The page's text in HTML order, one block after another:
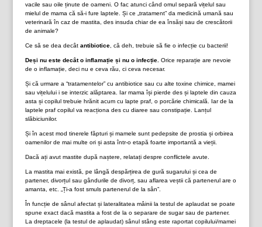
vacile sau oile ținute de oameni. O fac atunci când omul separă vițelul sau
mielul de mama că să-i fure laptele. Și ce „tratament” da medicină umană sau
veterinară în caz de mastita, des insuda chiar de ea însăși sau de crescătorii
de animale?
Ce să se dea decât antibiotice, că deh, trebuie să fie o infecție cu bacterii!
Deși nu este decât o inflamație și nu o infecție. Orice reparație are nevoie
de o inflamație, deci nu e ceva rău, ci ceva necesar.
Și că urmare a “tratamentelor” cu antibiotice sau cu alte toxine chimice, mamei
sau vițelului i se interzic alăptarea. Iar mama își pierde des și laptele din cauza
asta și copilul trebuie hrănit acum cu lapte praf, o porcărie chimicală. Iar de la
laptele praf copilul va reacționa des cu diaree sau constipație. Lanțul
slăbiciunilor.
Și în acest mod tinerele făpturi și mamele sunt pedepsite de prostia și orbirea
oamenilor de mai multe ori și asta într-o etapă foarte importantă a vieții.
Dacă ați avut mastite după naștere, relatați despre conflictele avute.
La mastita mai există, pe lângă despărțirea de gură sugarului și cea de
partener, divorțul sau gândurile de divorț, sau aflarea veștii că partenerul are o
amanta, etc. „Ți-a fost smuls partenerul de la sân”.
În funcție de sânul afectat și lateralitatea mâinii la testul de aplaudat se poate
spune exact dacă mastita a fost de la o separare de sugar sau de partener.
La dreptacele (la testul de aplaudat) sânul stâng este raportat copilului/mamei